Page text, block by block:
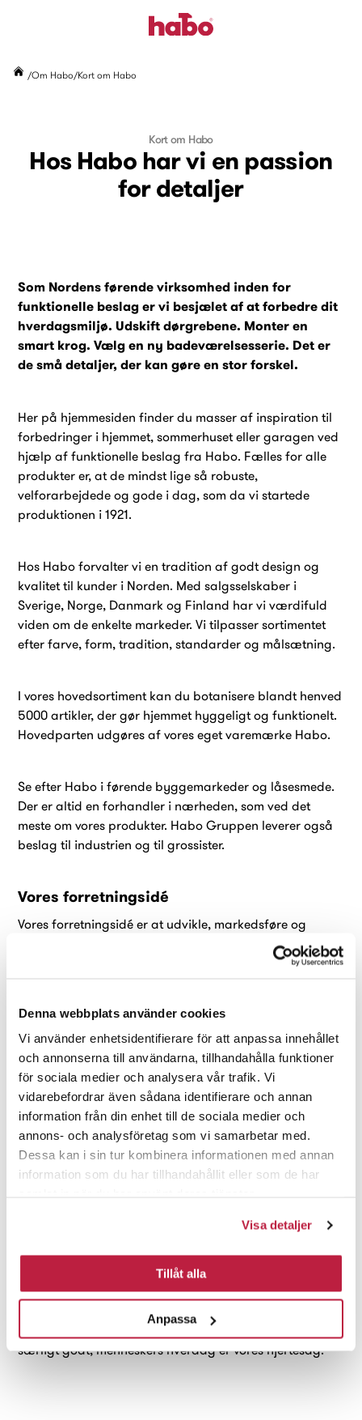
Denna webbplats använder cookies
Vi använder enhetsidentifierare för att anpassa innehållet
och annonserna till användarna, tillhandahålla funktioner
för sociala medier och analysera vår trafik. Vi
vidarebefordrar även sådana identifierare och annan
information från din enhet till de sociala medier och
annons- och analysföretag som vi samarbetar med.
Dessa kan i sin tur kombinera informationen med annan
information som du har tillhandahållit eller som de har
Visa detaljer
Tillåt alla
Anpassa
Om Habo Kort om Habo
Kort om Habo
Hos Habo har vi en passion
for detaljer
Som Nordens førende virksomhed inden for
funktionelle beslag er vi besjælet af at forbedre dit
hverdagsmiljø. Udskift dørgrebene. Monter en
smart krog. Vælg en ny badeværelsesserie. Det er
de små detaljer, der kan gøre en stor forskel.
Her på hjemmesiden finder du masser af inspiration til
forbedringer i hjemmet, sommerhuset eller garagen ved
hjælp af funktionelle beslag fra Habo. Fælles for alle
produkter er, at de mindst lige så robuste,
velforarbejdede og gode i dag, som da vi startede
produktionen i 1921.
Hos Habo forvalter vi en tradition af godt design og
kvalitet til kunder i Norden. Med salgsselskaber i
Sverige, Norge, Danmark og Finland har vi værdifuld
viden om de enkelte markeder. Vi tilpasser sortimentet
efter farve, form, tradition, standarder og målsætning.
I vores hovedsortiment kan du botanisere blandt henved
5000 artikler, der gør hjemmet hyggeligt og funktionelt.
Hovedparten udgøres af vores eget varemærke Habo.
Se efter Habo i førende byggemarkeder og låsesmede.
Der er altid en forhandler i nærheden, som ved det
meste om vores produkter. Habo Gruppen leverer også
beslag til industrien og til grossister.
Vores forretningsidé
Vores forretningsidé er at udvikle, markedsføre og
sælge funktionelle beslag samt indretningsdetaljer, for
Vores vision- I alle menneskers hverdag
Vores vision er at være det ledende varemærke indenfor
beslag. Vi vil findes i alle nordiske hjem og gøre livet
enklere for alle som anvender dem.
Vores værdier - Hverdagsvenner med
hjertet på rette sted
Vores værdier skal gennemsyre Habo som varemærke
• Vi er engagerede
Uden vores produkter skulle hverdagen ikke fungere
særligt godt, menneskers hverdag er vores hjertesag.